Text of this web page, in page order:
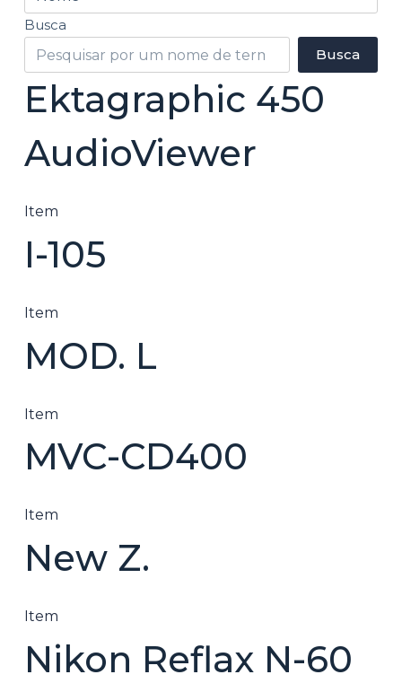
o
Busca
Busca
Ektagraphic 450
AudioViewer
Item
I-105
Item
MOD. L
Item
MVC-CD400
Item
New Z.
Item
Nikon Reflax N-60